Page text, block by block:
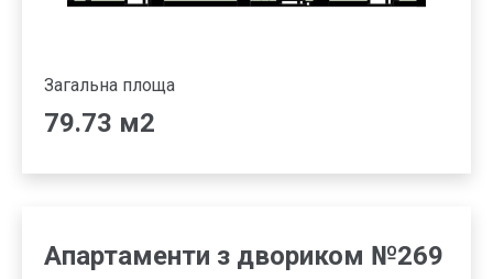
Загальна площа
79.73 м2
Апартаменти з двориком №269